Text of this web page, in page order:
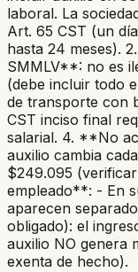
laboral. La
Art. 65 CST (un
hasta 24 meses).
SMMLV**: no es
(debe incluir todo
de transporte con
CST inciso final
salarial. 4. **No
auxilio cambia
$249.095
empleado**: - En
aparecen
obligado): el
auxilio NO genera
exenta de hecho).